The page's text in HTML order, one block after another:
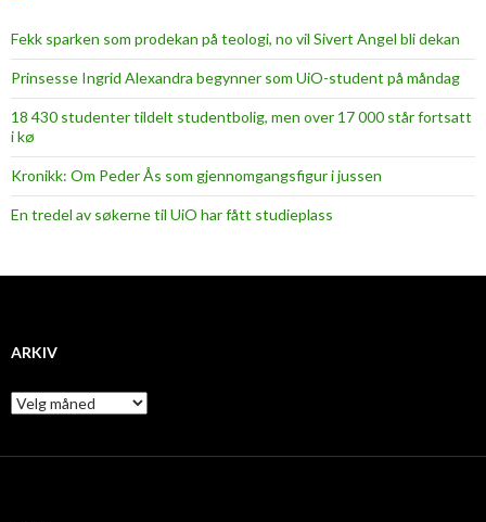
Fekk sparken som prodekan på teologi, no vil Sivert Angel bli dekan
Prinsesse Ingrid Alexandra begynner som UiO-student på måndag
18 430 studenter tildelt studentbolig, men over 17 000 står fortsatt
i kø
Kronikk: Om Peder Ås som gjennomgangsfigur i jussen
En tredel av søkerne til UiO har fått studieplass
ARKIV
A
r
i